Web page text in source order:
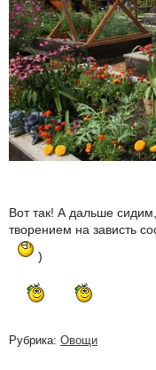
Вот так! А дальше
творением на зависть
)
Рубрика: Овощи